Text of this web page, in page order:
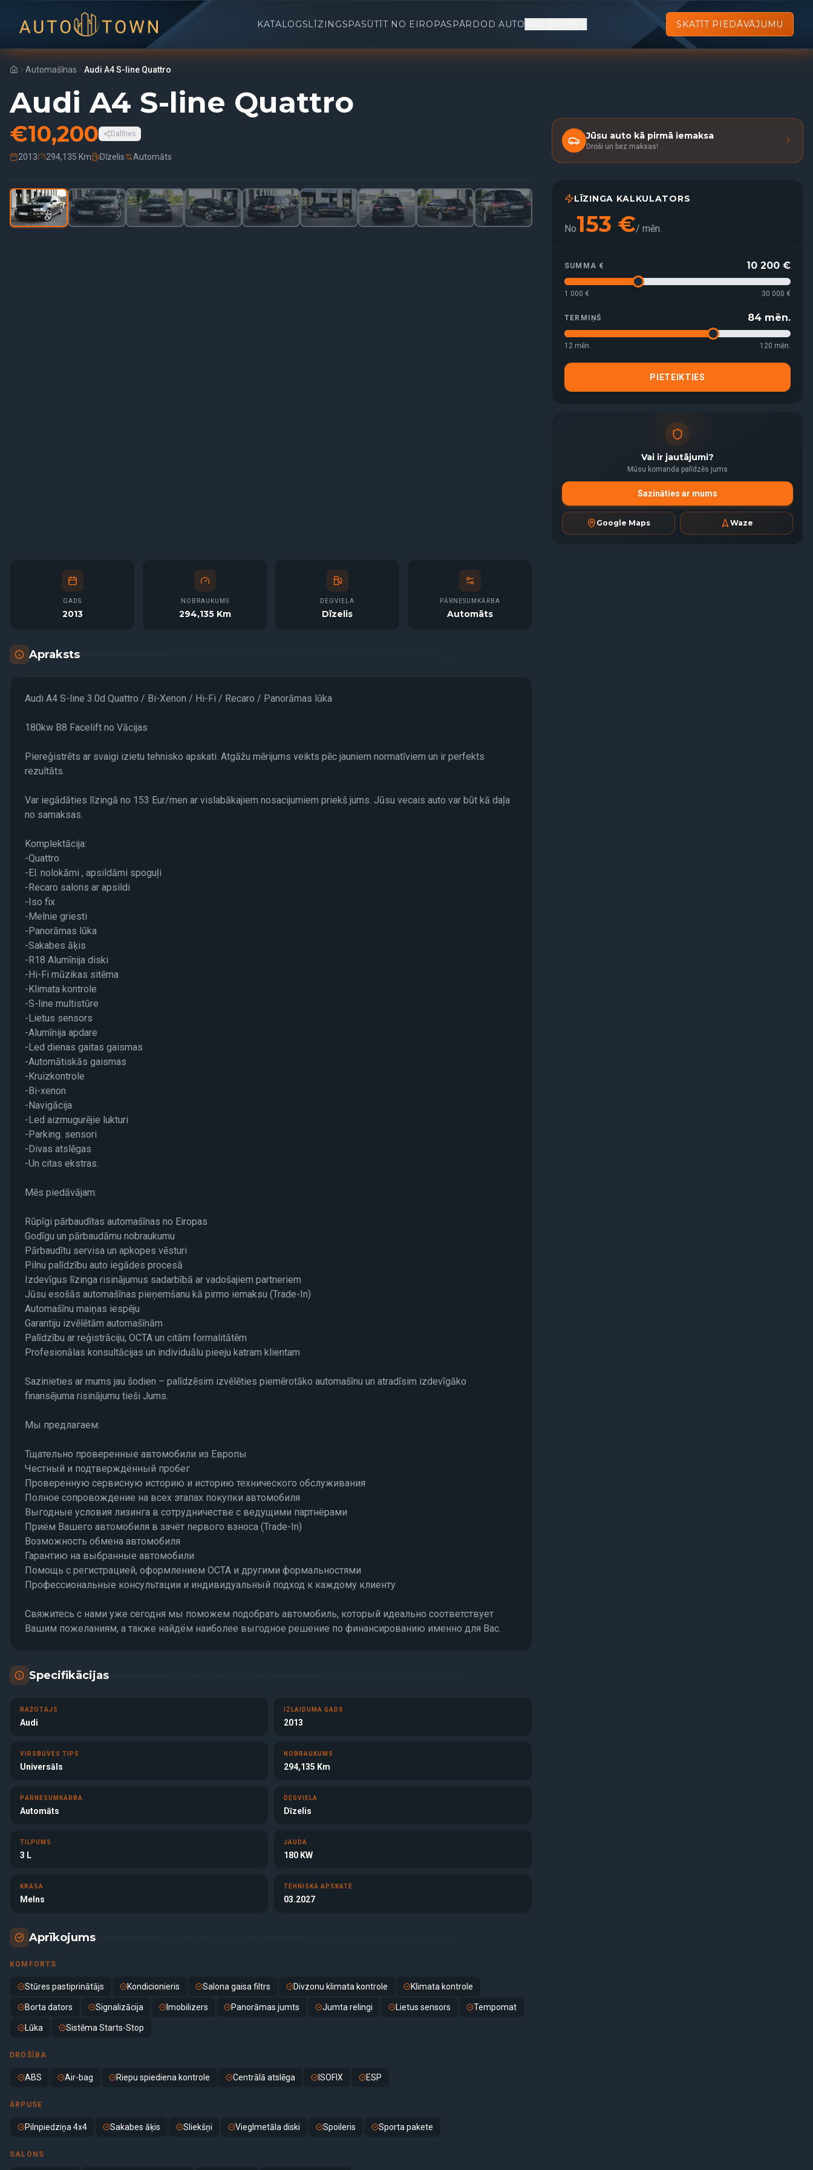
KATALOGSLĪZINGSPASŪTĪT NO EIROPAS PĀRDOD AUTO SKATĪT PIEDĀVĀJUMU
Automašīnas Audi A4 S-line Quattro
Audi A4 S-line Quattro
€10,200 Dalīties
2013 294,135 Km Dīzelis Automāts
Jūsu auto kā pirmā iemaksa
Droši un bez maksas!
LĪZINGA KALKULATORS
No153 €/ mēn.
SUMMA € 10 200 €
1 000 € 30 000 €
TERMIŅŠ 84 mēn.
12 mēn. 120 mēn.
PIETEIKTIES
Vai ir jautājumi?
Mūsu komanda palīdzēs jums
Sazināties ar mums
Google Maps Waze
GADS
2013
NOBRAUKUMS
294,135 Km
DEGVIELA
Dīzelis
PĀRNESUMKĀRBA
Automāts
Apraksts
Audi A4 S-line 3.0d Quattro / Bi-Xenon / Hi-Fi / Recaro / Panorāmas lūka
180kw B8 Facelift no Vācijas
Piereģistrēts ar svaigi izietu tehnisko apskati. Atgāžu mērijums veikts pēc jauniem normatīviem un ir perfekts
rezultāts.
Var iegādāties līzingā no 153 Eur/men ar vislabākajiem nosacijumiem priekš jums. Jūsu vecais auto var būt kā daļa
no samaksas.
Komplektācija:
-Quattro
-El. nolokāmi , apsildāmi spoguļi
-Recaro salons ar apsildi
-Iso fix
-Melnie griesti
-Panorāmas lūka
-Sakabes āķis
-R18 Alumīnija diski
-Hi-Fi mūzikas sitēma
-Klimata kontrole
-S-line multistūre
-Lietus sensors
-Alumīnija apdare
-Led dienas gaitas gaismas
-Automātiskās gaismas
-Kruizkontrole
-Bi-xenon
-Navigācija
-Led aizmugurējie lukturi
-Parking. sensori
-Divas atslēgas
-Un citas ekstras.
Mēs piedāvājam:
Rūpīgi pārbaudītas automašīnas no Eiropas
Godīgu un pārbaudāmu nobraukumu
Pārbaudītu servisa un apkopes vēsturi
Pilnu palīdzību auto iegādes procesā
Izdevīgus līzinga risinājumus sadarbībā ar vadošajiem partneriem
Jūsu esošās automašīnas pieņemšanu kā pirmo iemaksu (Trade-In)
Automašīnu maiņas iespēju
Garantiju izvēlētām automašīnām
Palīdzību ar reģistrāciju, OCTA un citām formalitātēm
Profesionālas konsultācijas un individuālu pieeju katram klientam
Sazinieties ar mums jau šodien – palīdzēsim izvēlēties piemērotāko automašīnu un atradīsim izdevīgāko
finansējuma risinājumu tieši Jums.
Мы предлагаем:
Тщательно проверенные автомобили из Европы
Честный и подтверждённый пробег
Проверенную сервисную историю и историю технического обслуживания
Полное сопровождение на всех этапах покупки автомобиля
Выгодные условия лизинга в сотрудничестве с ведущими партнёрами
Приём Вашего автомобиля в зачёт первого взноса (Trade-In)
Возможность обмена автомобиля
Гарантию на выбранные автомобили
Помощь с регистрацией, оформлением OCTA и другими формальностями
Профессиональные консультации и индивидуальный подход к каждому клиенту
Свяжитесь с нами уже сегодня мы поможем подобрать автомобиль, который идеально соответствует
Вашим пожеланиям, а также найдём наиболее выгодное решение по финансированию именно для Вас.
Specifikācijas
RAŽOTĀJS
Audi
IZLAIDUMA GADS
2013
VIRSBŪVES TIPS
Universāls
NOBRAUKUMS
294,135 Km
PĀRNESUMKĀRBA
Automāts
DEGVIELA
Dīzelis
TILPUMS
3 L
JAUDA
180 KW
KRĀSA
Melns
TEHNISKĀ APSKATE
03.2027
Aprīkojums
KOMFORTS
Stūres pastiprinātājs Kondicionieris Salona gaisa filtrs Divzonu klimata kontrole Klimata kontrole
Borta dators Signalizācija Imobilizers Panorāmas jumts Jumta relingi Lietus sensors Tempomat
Lūka Sistēma Starts-Stop
DROŠĪBA
ABS Air-bag Riepu spiediena kontrole Centrālā atslēga ISOFIX ESP
ĀRPUSE
Pilnpiedziņa 4x4 Sakabes āķis Sliekšņi Vieglmetāla diski Spoileris Sporta pakete
SALONS